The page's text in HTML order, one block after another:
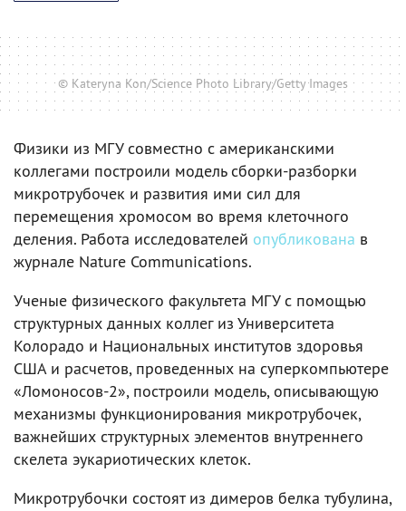
© Kateryna Kon/Science Photo Library/Getty Images
Физики из МГУ совместно с американскими
коллегами построили модель сборки-разборки
микротрубочек и развития ими сил для
перемещения хромосом во время клеточного
деления. Работа исследователей опубликована в
журнале Nature Communications.
Ученые физического факультета МГУ с помощью
структурных данных коллег из Университета
Колорадо и Национальных институтов здоровья
США и расчетов, проведенных на суперкомпьютере
«Ломоносов-2», построили модель, описывающую
механизмы функционирования микротрубочек,
важнейших структурных элементов внутреннего
скелета эукариотических клеток.
Микротрубочки состоят из димеров белка тубулина,